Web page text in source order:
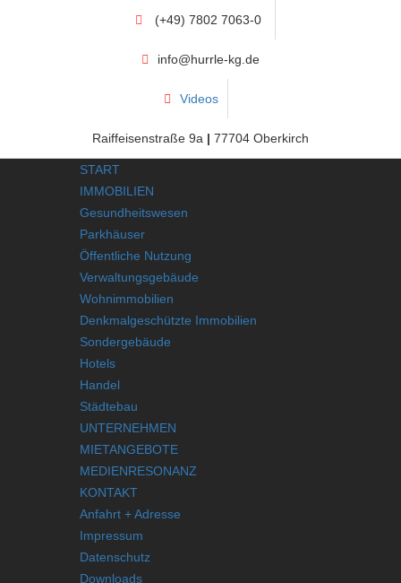
(+49) 7802 7063-0
info@hurrle-kg.de
Videos
Raiffeisenstraße 9a | 77704 Oberkirch
START
IMMOBILIEN
Gesundheitswesen
Parkhäuser
Öffentliche Nutzung
Verwaltungsgebäude
Wohnimmobilien
Denkmalgeschützte Immobilien
Sondergebäude
Hotels
Handel
Städtebau
UNTERNEHMEN
MIETANGEBOTE
MEDIENRESONANZ
KONTAKT
Anfahrt + Adresse
Impressum
Datenschutz
Downloads